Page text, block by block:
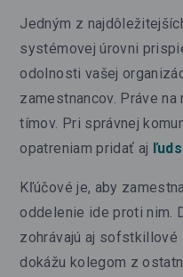
Jedným z
systémovej úrovni
odolnosti vašej
zamestnancov. Práve
tímov. Pri správnej
opatreniam pridať aj
Kľúčové je, aby
oddelenie ide proti nim.
zohrávajú aj sofstkillové
dokážu kolegom z